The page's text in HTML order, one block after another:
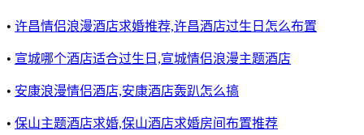
• 许昌情侣浪漫酒店求婚推荐,许昌酒店过生日怎么布置
• 宣城哪个酒店适合过生日,宣城情侣浪漫主题酒店
• 安康浪漫情侣酒店,安康酒店轰趴怎么搞
• 保山主题酒店求婚,保山酒店求婚房间布置推荐